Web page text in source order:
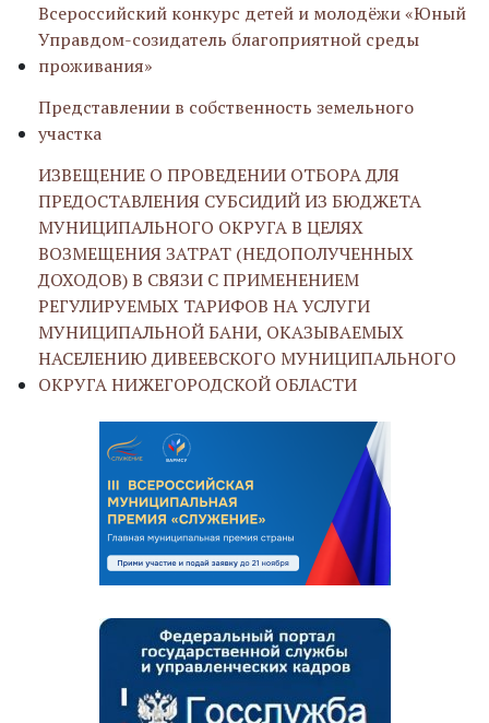
Всероссийский конкурс детей и молодёжи «Юный
Управдом-созидатель благоприятной среды
проживания»
Представлении в собственность земельного
участка
ИЗВЕЩЕНИЕ О ПРОВЕДЕНИИ ОТБОРА ДЛЯ
ПРЕДОСТАВЛЕНИЯ СУБСИДИЙ ИЗ БЮДЖЕТА
МУНИЦИПАЛЬНОГО ОКРУГА В ЦЕЛЯХ
ВОЗМЕЩЕНИЯ ЗАТРАТ (НЕДОПОЛУЧЕННЫХ
ДОХОДОВ) В СВЯЗИ С ПРИМЕНЕНИЕМ
РЕГУЛИРУЕМЫХ ТАРИФОВ НА УСЛУГИ
МУНИЦИПАЛЬНОЙ БАНИ, ОКАЗЫВАЕМЫХ
НАСЕЛЕНИЮ ДИВЕЕВСКОГО МУНИЦИПАЛЬНОГО
ОКРУГА НИЖЕГОРОДСКОЙ ОБЛАСТИ